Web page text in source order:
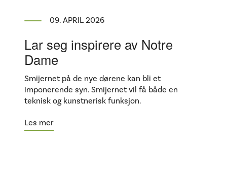
09. APRIL 2026
Lar seg inspirere av Notre
Dame
Smijernet på de nye dørene kan bli et
imponerende syn. Smijernet vil få både en
teknisk og kunstnerisk funksjon.
Les mer